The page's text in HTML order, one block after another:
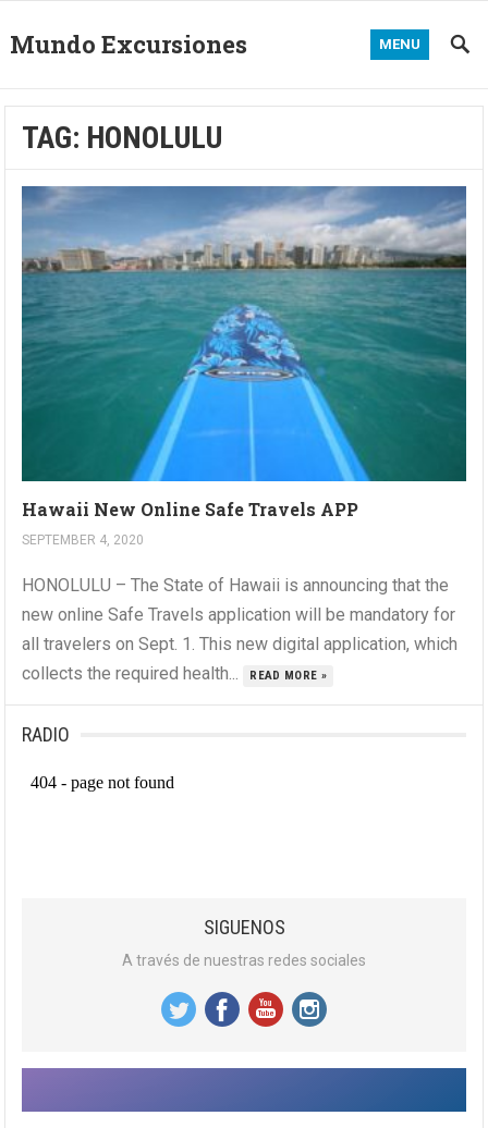
Mundo Excursiones MENU
TAG: HONOLULU
Hawaii New Online Safe Travels APP
SEPTEMBER 4, 2020
HONOLULU – The State of Hawaii is announcing that the
new online Safe Travels application will be mandatory for
all travelers on Sept. 1. This new digital application, which
collects the required health...
READ MORE »
RADIO
SIGUENOS
A través de nuestras redes sociales